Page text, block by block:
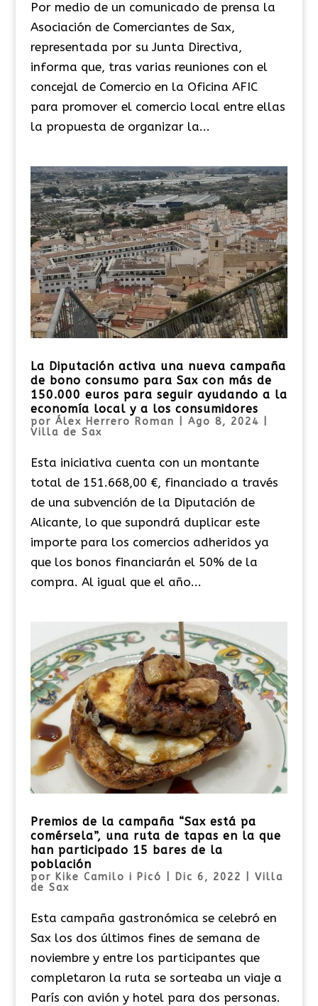
Por medio de un comunicado de prensa la
Asociación de Comerciantes de Sax,
representada por su Junta Directiva,
informa que, tras varias reuniones con el
concejal de Comercio en la Oficina AFIC
para promover el comercio local entre ellas
la propuesta de organizar la...
La Diputación activa una nueva campaña
de bono consumo para Sax con más de
150.000 euros para seguir ayudando a la
economía local y a los consumidores
por Álex Herrero Roman Ago 8, 2024
Villa de Sax
Esta iniciativa cuenta con un montante
total de 151.668,00 €, financiado a través
de una subvención de la Diputación de
Alicante, lo que supondrá duplicar este
importe para los comercios adheridos ya
que los bonos financiarán el 50% de la
compra. Al igual que el año...
Premios de la campaña “Sax está pa
comérsela”, una ruta de tapas en la que
han participado 15 bares de la
población
por Kike Camilo i Picó Dic 6, 2022
Villa
de Sax
Esta campaña gastronómica se celebró en
Sax los dos últimos fines de semana de
noviembre y entre los participantes que
completaron la ruta se sorteaba un viaje a
París con avión y hotel para dos personas.